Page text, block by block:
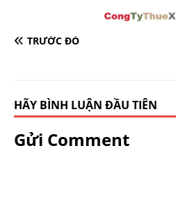
TRƯỚC ĐÓ
HÃY BÌNH LUẬN ĐẦU TIÊN
Gửi Comment